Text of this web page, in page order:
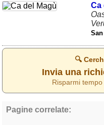
Ca
🔍
Invia una
Risparmi
Pagine correlate: